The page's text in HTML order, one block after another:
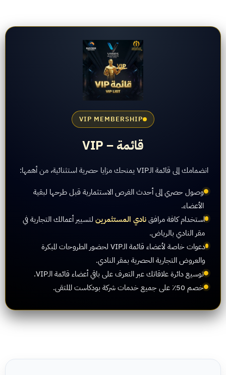
VIP MEMBERSHIP
قائمة – VIP
انضمامك إلى قائمة الـVIP يمنحك مزايا حصرية استثنائية، من أهمها:
وصول حصري إلى أحدث الفرص الاستثمارية قبل طرحها لبقية
الأعضاء.
استخدام كافة مرافقنادي المستثمرين لتسيير أعمالك التجارية في
مقر النادي بالرياض.
دعوات خاصة لأعضاء قائمة الـVIP لحضور الطروحات المبكرة
والعروض التجارية الحصرية بمقر النادي.
توسيع دائرة علاقاتك عبر التعرف على باقي أعضاء قائمة الـVIP.
خصم 50٪ على جميع خدمات شركة بودكاست الملتقى.